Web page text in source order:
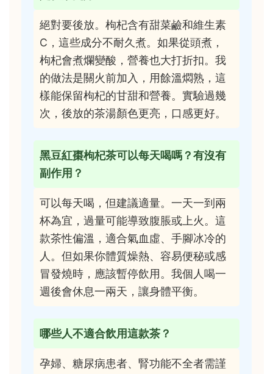
絕對要後放。枸杞含有甜菜鹼和維生素
C，這些成分不耐久煮。如果從頭煮，
枸杞會煮爛變酸，營養也大打折扣。我
的做法是關火前加入，用餘溫燜熟，這
樣能保留枸杞的甘甜和營養。實驗過幾
次，後放的茶湯顏色更亮，口感更好。
黑豆紅棗枸杞茶可以每天喝嗎？有沒有
副作用？
可以每天喝，但建議適量。一天一到兩
杯為宜，過量可能導致腹脹或上火。這
款茶性偏溫，適合氣血虛、手腳冰冷的
人。但如果你體質燥熱、容易便秘或感
冒發燒時，應該暫停飲用。我個人喝一
週後會休息一兩天，讓身體平衡。
哪些人不適合飲用這款茶？
孕婦、糖尿病患者、腎功能不全者需謹